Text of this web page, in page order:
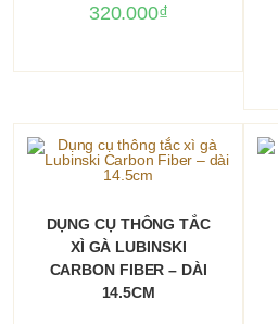
320.000₫
THÊM VÀO GIỎ HÀNG
DỤNG CỤ THÔNG TẮC
XÌ GÀ LUBINSKI
CARBON FIBER – DÀI
14.5CM